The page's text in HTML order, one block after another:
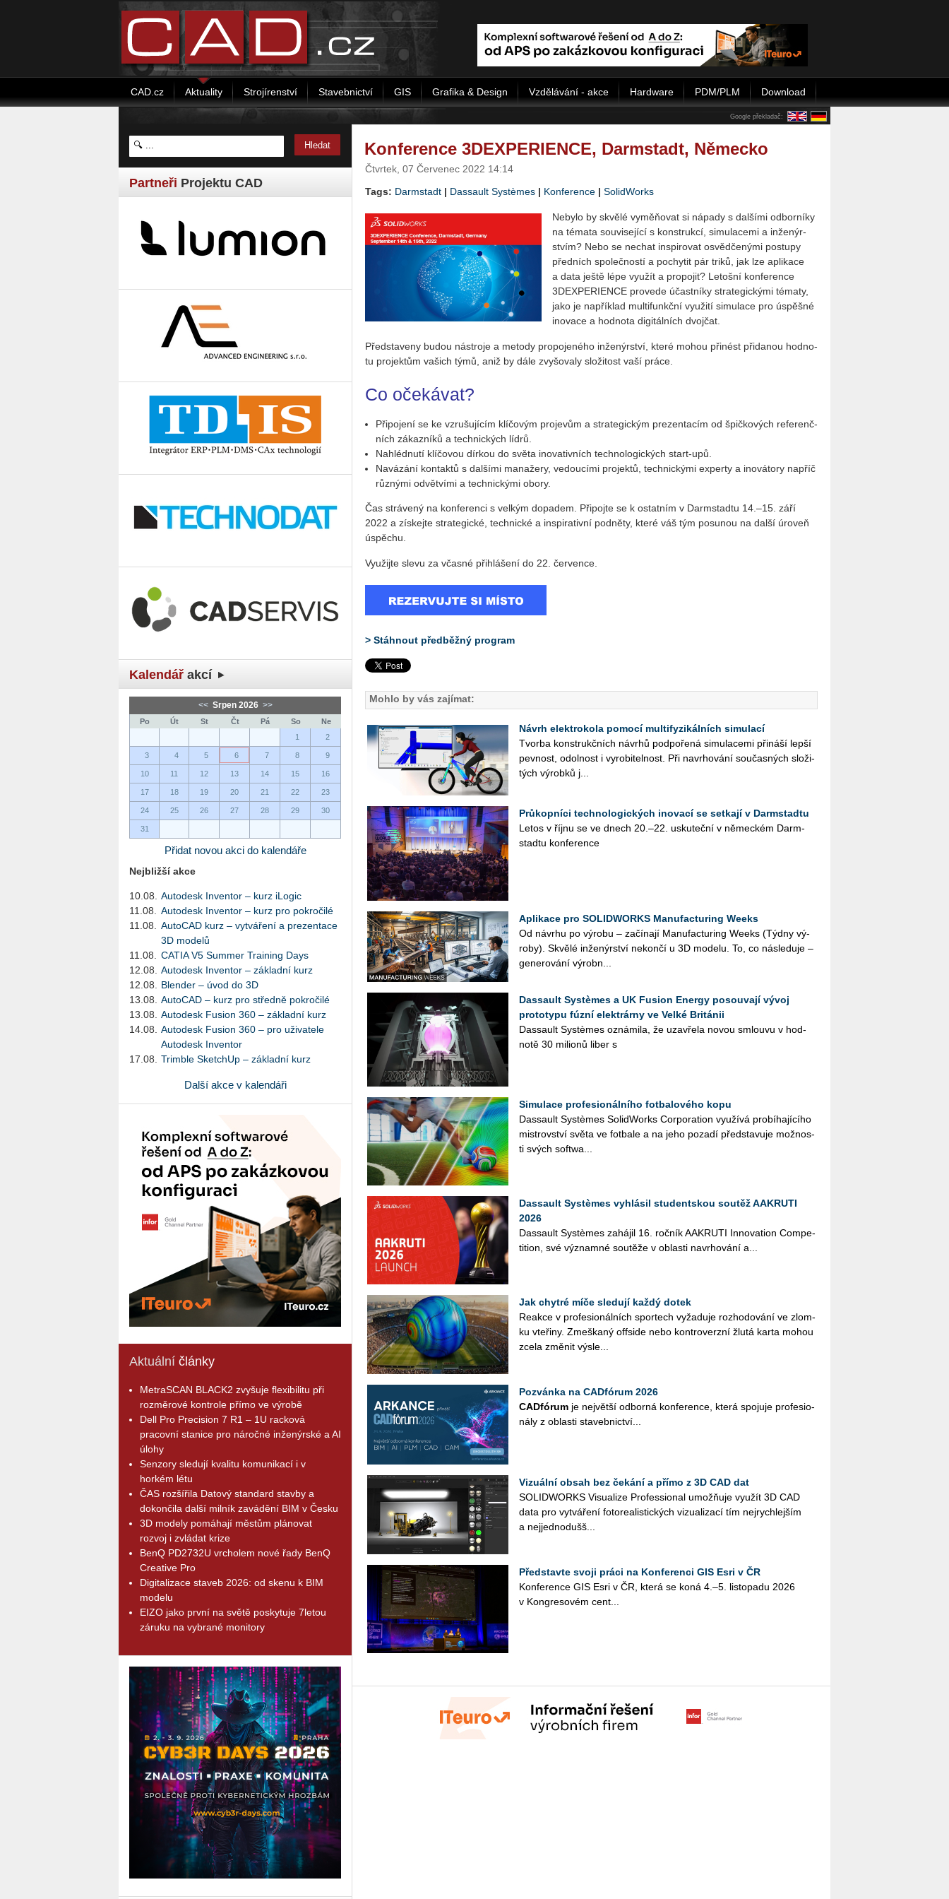
CAD.cz Aktuality Strojírenství Stavebnictví GIS Grafika & Design Vzdělávání - akce Hardware PDM/PLM Download
Google překladač:
Partneři Projektu CAD
Kalendář akcí
<< Srpen 2026 >>
Po Út St Čt Pá So
Ne
1
2
3 4 5 6 7 8 9
10 11 12 13 14 15 16
17 18 19 20 21 22 23
24 25 26 27 28 29 30
31
Přidat novou akci do kalendáře
Nejbližší akce
10.08.
Autodesk Inventor – kurz iLogic
11.08.
Autodesk Inventor – kurz pro pokročilé
11.08.
AutoCAD kurz – vytváření a prezentace
3D modelů
11.08.
CATIA V5 Summer Training Days
12.08.
Autodesk Inventor – základní kurz
12.08.
Blender – úvod do 3D
13.08.
AutoCAD – kurz pro středně pokročilé
13.08.
Autodesk Fusion 360 – základní kurz
14.08.
Autodesk Fusion 360 – pro uživatele
Autodesk Inventor
17.08.
Trimble SketchUp – základní kurz
Další akce v kalendáři
Aktuální články
MetraSCAN BLACK2 zvyšuje flexibilitu při
rozměrové kontrole přímo ve výrobě
Dell Pro Precision 7 R1 – 1U racková
pracovní stanice pro náročné inženýrské a AI
úlohy
Senzory sledují kvalitu komunikací i v
horkém létu
ČAS rozšířila Datový standard stavby a
dokončila další milník zavádění BIM v Česku
3D modely pomáhají městům plánovat
rozvoj i zvládat krize
BenQ PD2732U vrcholem nové řady BenQ
Creative Pro
Digitalizace staveb 2026: od skenu k BIM
modelu
EIZO jako první na světě poskytuje 7letou
záruku na vybrané monitory
Konference 3DEXPERIENCE, Darmstadt, Německo
Čtvrtek, 07 Červenec 2022 14:14
Tags: Darmstadt | Dassault Systèmes | Konference | SolidWorks
Ne­by­lo by skvě­lé vyměňovat si ná­pa­dy s dal­ší­mi od­bor­ní­ky
na té­ma­ta sou­vi­se­jí­cí s kon­struk­cí, si­mu­la­ce­mi a in­že­nýr­
stvím? Nebo se ne­chat in­spi­ro­vat osvěd­če­ný­mi po­stu­py
před­ních spo­leč­nos­tí a po­chy­tit pár triků, jak lze apli­ka­ce
a data ještě lépe vy­u­žít a pro­po­jit? Le­toš­ní kon­fe­ren­ce
3DE­X­PE­RI­EN­CE pro­ve­de účast­ní­ky stra­te­gic­ký­mi té­ma­ty,
jako je na­pří­klad mul­ti­funkč­ní vy­u­ži­tí si­mu­la­ce pro úspěš­né
ino­va­ce a hod­no­ta di­gi­tál­ních dvoj­čat.
Před­sta­ve­ny budou ná­stro­je a me­to­dy pro­po­je­né­ho in­že­nýr­ství, které mohou při­nést při­da­nou hod­no­
tu pro­jek­tům va­šich týmů, aniž by dále zvy­šo­va­ly slo­ži­tost vaší práce.
Co oče­ká­vat?
Při­po­je­ní se ke vzru­šu­jí­cím klí­čo­vým pro­je­vům a stra­te­gic­kým pre­zen­ta­cím od špič­ko­vých re­fe­renč­
ních zá­kaz­ní­ků a tech­nic­kých lídrů.
Na­hléd­nu­tí klí­čo­vou dír­kou do světa ino­va­tiv­ních tech­no­lo­gic­kých start-upů.
Na­vá­zá­ní kon­tak­tů s dal­ší­mi ma­na­že­ry, ve­dou­cí­mi pro­jek­tů, tech­nic­ký­mi ex­per­ty a ino­vá­to­ry na­příč
růz­ný­mi od­vět­ví­mi a tech­nic­ký­mi obory.
Čas strá­ve­ný na kon­fe­ren­ci s vel­kým do­pa­dem. Při­poj­te se k ostat­ním v Darm­sta­d­tu 14.–15. září
2022 a zís­kej­te stra­te­gic­ké, tech­nic­ké a in­spi­ra­tiv­ní pod­ně­ty, které váš tým po­su­nou na další úroveň
úspě­chu.
Vy­u­žij­te slevu za včas­né při­hlá­še­ní do 22. čer­ven­ce.
> Stáhnout předběžný program
Mohlo by vás zajímat:
Návrh elektrokola pomocí multifyzikálních simulací
Tvor­ba kon­strukč­ních ná­vrhů pod­po­ře­ná si­mu­la­ce­mi při­ná­ší lepší
pev­nost, odol­nost i vy­ro­bi­tel­nost. Při na­vr­ho­vá­ní sou­čas­ných slo­ži­
tých vý­rob­ků j...
Průkopníci technologických inovací se setkají v Darmstadtu
Letos v říjnu se ve dnech 20.–22. usku­teč­ní v ně­mec­kém Darm­
sta­d­tu kon­fe­ren­ce
Aplikace pro SOLIDWORKS Manufacturing Weeks
Od ná­vr­hu po vý­ro­bu – za­čí­na­jí Ma­nu­factu­ring Weeks (Týdny vý­
ro­by). Skvě­lé in­že­nýr­ství ne­kon­čí u 3D mo­de­lu. To, co ná­sle­du­je –
ge­ne­ro­vá­ní vý­rob­n...
Dassault Systèmes a UK Fusion Energy posouvají vývoj
prototypu fúzní elektrárny ve Velké Británii
Das­sault Sys­tè­mes ozná­mi­la, že uza­vře­la novou smlou­vu v hod­
no­tě 30 mi­li­o­nů liber s
Simulace profesionálního fotbalového kopu
Das­sault Sys­tè­mes So­lid­Works Cor­po­rati­on vy­u­ží­vá pro­bí­ha­jí­cí­ho
mi­s­trov­ství světa ve fot­ba­le a na jeho po­za­dí před­sta­vu­je mož­nos­
ti svých soft­wa­...
Dassault Systèmes vyhlásil studentskou soutěž AAKRUTI
2026
Das­sault Sys­tè­mes za­há­jil 16. roč­ník AA­KRU­TI In­no­vati­on Com­pe­
ti­ti­on, své vý­znam­né sou­tě­že v ob­las­ti na­vr­ho­vá­ní a...
Jak chytré míče sledují každý dotek
Re­ak­ce v pro­fe­si­o­nál­ních spor­tech vy­ža­du­je roz­ho­do­vá­ní ve zlom­
ku vte­ři­ny. Zmeš­ka­ný off­si­de nebo kon­tro­verz­ní žlutá karta mohou
zcela změ­nit vý­sle...
Pozvánka na CADfórum 2026
CAD­fó­rum je nej­vět­ší od­bor­ná kon­fe­ren­ce, která spo­ju­je pro­fe­si­o­
ná­ly z ob­las­ti sta­veb­nic­tví...
Vizuální obsah bez čekání a přímo z 3D CAD dat
SO­LID­WORKS Vi­su­a­li­ze Pro­fes­si­o­nal umož­ňuje vy­u­žít 3D CAD
data pro vy­tvá­ře­ní fo­to­re­a­lis­tic­kých vi­zu­a­li­za­cí tím nej­rych­lej­ším
a nej­jed­no­duš­š...
Představte svoji práci na Konferenci GIS Esri v ČR
Kon­fe­ren­ce GIS Esri v ČR, která se koná 4.–5. lis­to­pa­du 2026
v Kon­gre­so­vém cen­t­...